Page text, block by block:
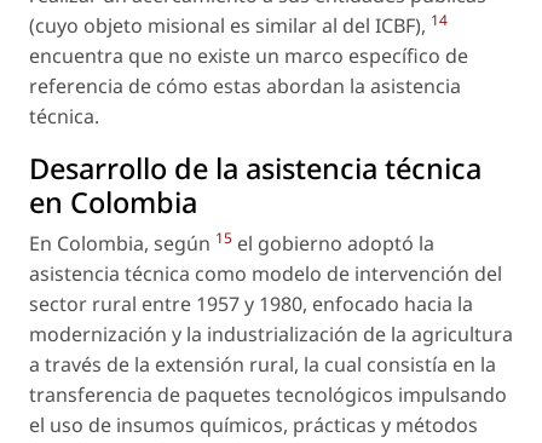
(cuyo objeto misional es similar al del ICBF), 14
encuentra que no existe un marco específico de
referencia de cómo estas abordan la asistencia
técnica.
Desarrollo de la asistencia técnica
en Colombia
En Colombia, según 15 el gobierno adoptó la
asistencia técnica como modelo de intervención del
sector rural entre 1957 y 1980, enfocado hacia la
modernización y la industrialización de la agricultura
a través de la extensión rural, la cual consistía en la
transferencia de paquetes tecnológicos impulsando
el uso de insumos químicos, prácticas y métodos